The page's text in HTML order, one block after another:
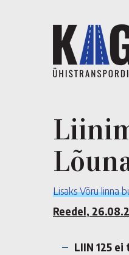
Lisaks Võru linna
Reedel,
LIIN 125